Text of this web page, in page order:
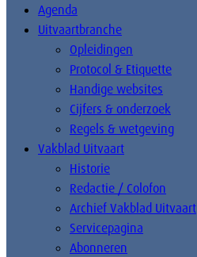
Agenda
Uitvaartbranche
Opleidingen
Protocol & Etiquette
Handige websites
Cijfers & onderzoek
Regels & wetgeving
Vakblad Uitvaart
Historie
Redactie / Colofon
Archief Vakblad Uitvaart
Servicepagina
Abonneren